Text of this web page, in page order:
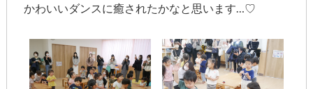
かわいいダンスに癒されたかなと思います…♡